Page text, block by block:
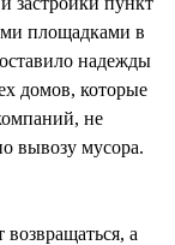
площадками в
надежды
домов, которые
не
вывозу мусора.
а